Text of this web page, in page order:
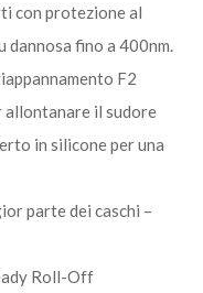
con protezione al
dannosa fino a 400nm.
F2
allontanare il sudore
in silicone per una
parte dei caschi –
Roll-Off